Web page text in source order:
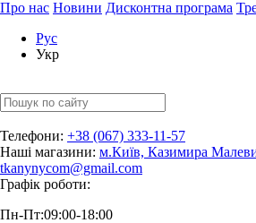
Про нас Новини Дисконтна програма
Рус
Укр
Телефони: +38 (067) 333-11-57
Наші магазини: м.Київ, Казимира
tkanynycom@gmail.com
Графік роботи:
Пн-Пт:09:00-18:00